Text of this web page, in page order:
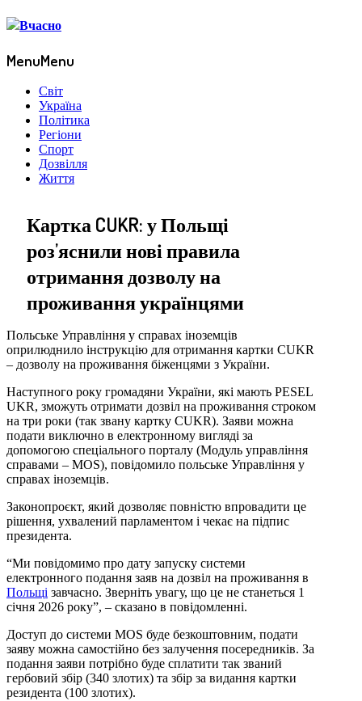
MenuMenu
Світ
Україна
Політика
Регіони
Спорт
Дозвілля
Життя
Картка CUKR: у Польщі
роз’яснили нові правила
отримання дозволу на
проживання українцями
Польське Управління у справах іноземців
оприлюднило інструкцію для отримання картки CUKR
– дозволу на проживання біженцями з України.
Наступного року громадяни України, які мають PESEL
UKR, зможуть отримати дозвіл на проживання строком
на три роки (так звану картку CUKR). Заяви можна
подати виключно в електронному вигляді за
допомогою спеціального порталу (Модуль управління
справами – MOS), повідомило польське Управління у
справах іноземців.
Законопроєкт, який дозволяє повністю впровадити це
рішення, ухвалений парламентом і чекає на підпис
президента.
“Ми повідомимо про дату запуску системи
електронного подання заяв на дозвіл на проживання в
Польщі завчасно. Зверніть увагу, що це не станеться 1
січня 2026 року”, – сказано в повідомленні.
Доступ до системи MOS буде безкоштовним, подати
заяву можна самостійно без залучення посередників. За
подання заяви потрібно буде сплатити так званий
гербовий збір (340 злотих) та збір за видання картки
резидента (100 злотих).